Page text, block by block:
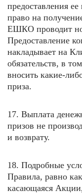
предоставления
право на
ЕШКО проводит
Предоставление
накладывает на
обязательств, в
вносить какие-
приза.
17. Выплата
призов не
и возврату.
18. Подробные
Правила, равно
касающаяся